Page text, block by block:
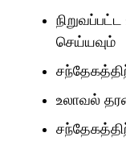
நிறுவப்பட்ட
செய்யவும்
உலாவல்